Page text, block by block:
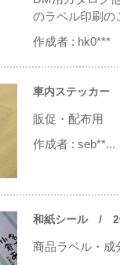
のラベル印刷の
作成者 : hk0***
車内ステッカー
販促・配布用
作成者 : seb**...
和紙シール/ 20%
商品ラベル・成